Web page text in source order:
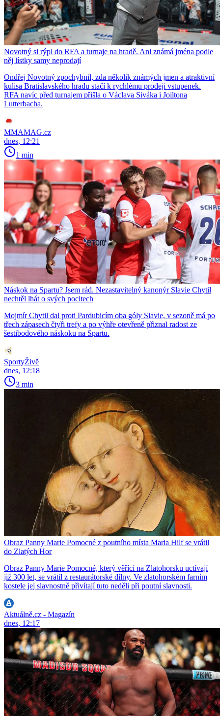
Novotný si rýpl do RFA a turnaje na hradě. Ani známá jména podle
něj lístky samy neprodají
Ondřej Novotný zpochybnil, zda několik známých jmen a atraktivní
kulisa Bratislavského hradu stačí k rychlému prodeji vstupenek.
RFA navíc před turnajem přišla o Václava Siváka i Joiltona
Lutterbacha.
MMAMAG.cz
dnes, 12:21
1 min
Náskok na Spartu? Jsem rád. Nezastavitelný kanonýr Slavie Chytil
nechtěl lhát o svých pocitech
Mojmír Chytil dal proti Pardubicím oba góly Slavie, v sezoně má po
třech zápasech čtyři trefy a po výhře otevřeně přiznal radost ze
šestibodového náskoku na Spartu.
SportyŽivě
dnes, 12:18
3 min
Obraz Panny Marie Pomocné z poutního místa Maria Hilf se vrátil
do Zlatých Hor
Obraz Panny Marie Pomocné, který věřící na Zlatohorsku uctívají
již 300 let, se vrátil z restaurátorské dílny. Ve zlatohorském farním
kostele jej slavnostně přivítají tuto neděli při poutní slavnosti.
Aktuálně.cz - Magazín
dnes, 12:17